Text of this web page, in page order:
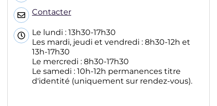
Contacter
Le lundi : 13h30-17h30
Les mardi, jeudi et vendredi : 8h30-12h et
13h-17h30
Le mercredi : 8h30-17h30
Le samedi : 10h-12h permanences titre
d'identité (uniquement sur rendez-vous).